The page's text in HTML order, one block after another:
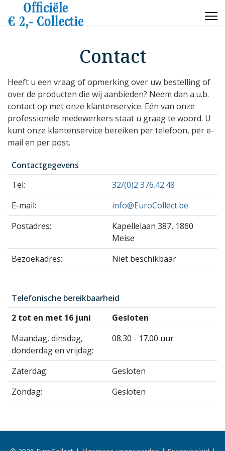
Contact
Heeft u een vraag of opmerking over uw bestelling of
over de producten die wij aanbieden? Neem dan a.u.b.
contact op met onze klantenservice. Eén van onze
professionele medewerkers staat u graag te woord. U
kunt onze klantenservice bereiken per telefoon, per e-
mail en per post.
Contactgegevens
Tel:
32/(0)2 376.42.48
E-mail:
info@EuroCollect.be
Postadres:
Kapellelaan 387, 1860
Meise
Bezoekadres:
Niet beschikbaar
Telefonische bereikbaarheid
2 tot en met 16 juni
Gesloten
Maandag, dinsdag,
donderdag en vrijdag:
08.30 - 17.00 uur
Zaterdag:
Gesloten
Zondag:
Gesloten